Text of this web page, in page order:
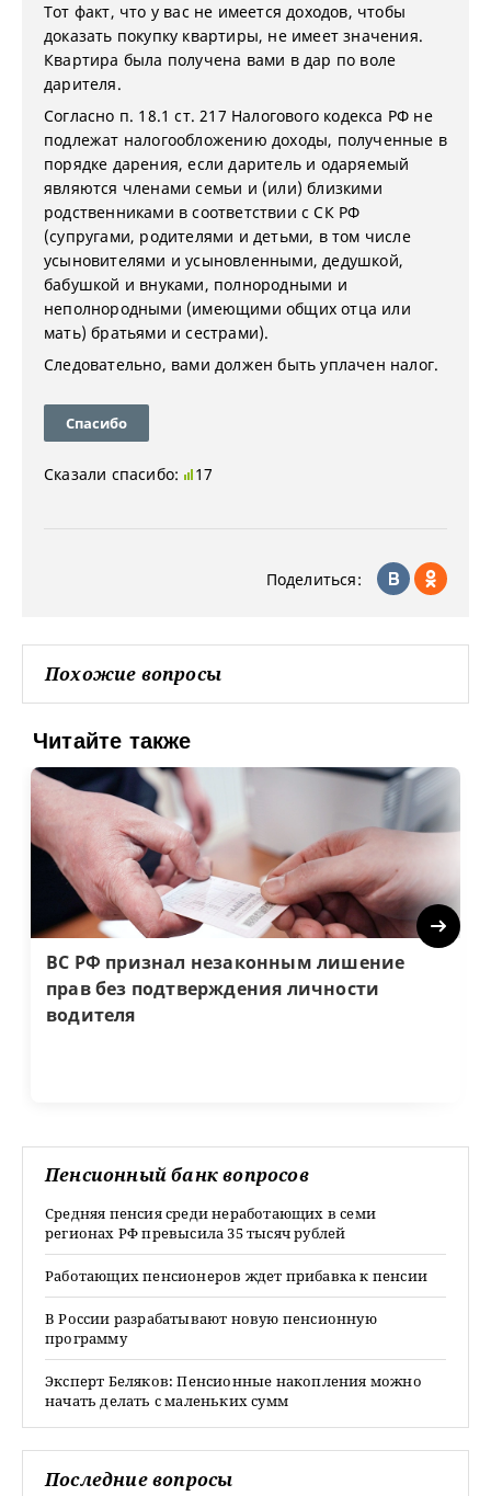
Тот факт, что у вас не имеется доходов, чтобы
доказать покупку квартиры, не имеет значения.
Квартира была получена вами в дар по воле
дарителя.
Согласно п. 18.1 ст. 217 Налогового кодекса РФ не
подлежат налогообложению доходы, полученные в
порядке дарения, если даритель и одаряемый
являются членами семьи и (или) близкими
родственниками в соответствии с СК РФ
(супругами, родителями и детьми, в том числе
усыновителями и усыновленными, дедушкой,
бабушкой и внуками, полнородными и
неполнородными (имеющими общих отца или
мать) братьями и сестрами).
Следовательно, вами должен быть уплачен налог.
Спасибо
Сказали спасибо: 17
Поделиться:
Похожие вопросы
Читайте также
ВС РФ признал незаконным лишение
прав без подтверждения личности
водителя
Next
Пенсионный банк вопросов
Средняя пенсия среди неработающих в семи
регионах РФ превысила 35 тысяч рублей
Работающих пенсионеров ждет прибавка к пенсии
В России разрабатывают новую пенсионную
программу
Эксперт Беляков: Пенсионные накопления можно
начать делать с маленьких сумм
Последние вопросы